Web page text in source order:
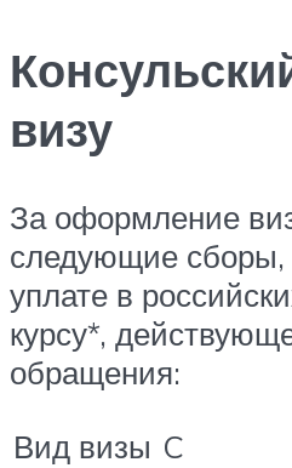
визу
За оформление
следующие
уплате в
курсу*,
обращения:
Вид визы C